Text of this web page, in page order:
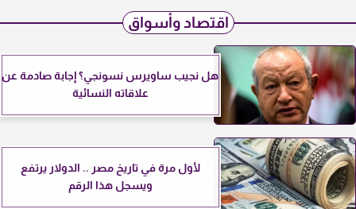
اقتصاد وأسواق
هل نجيب ساويرس نسونجي؟ إجابة صادمة عن
علاقاته النسائية
لأول مرة في تاريخ مصر .. الدولار يرتفع
ويسجل هذا الرقم